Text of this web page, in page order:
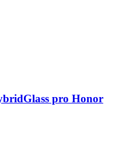
pro Honor